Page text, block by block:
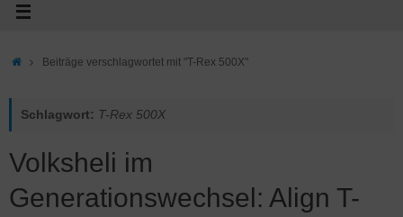
StartBeiträge verschlagwortet mit "T-Rex 500X"
Schlagwort: T-Rex 500X
Volksheli im
Generationswechsel: Align T-